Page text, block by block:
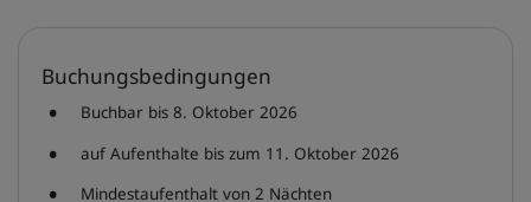
Buchungsbedingungen
Buchbar bis 8. Oktober 2026
auf Aufenthalte bis zum 11. Oktober 2026
Mindestaufenthalt von 2 Nächten